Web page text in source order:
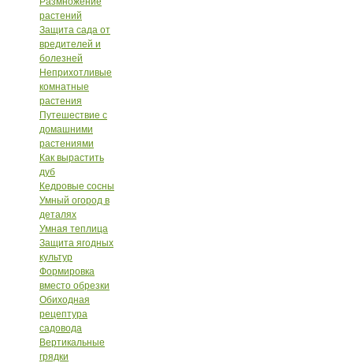
растений
Защита сада от
вредителей и
болезней
Неприхотливые
комнатные
растения
Путешествие с
домашними
растениями
Как вырастить
дуб
Кедровые сосны
Умный огород в
деталях
Умная теплица
Защита ягодных
культур
Формировка
вместо обрезки
Обиходная
рецептура
садовода
Вертикальные
грядки